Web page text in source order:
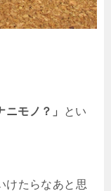
ニモノ？」
とい
けたらなあと思